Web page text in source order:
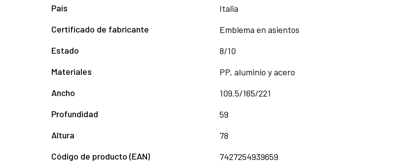
País
Italia
Certificado de fabricante
Emblema en asientos
Estado
8/10
Materiales
PP, aluminio y acero
Ancho
109.5/165/221
Profundidad
59
Altura
78
Código de producto (EAN)
7427254939659